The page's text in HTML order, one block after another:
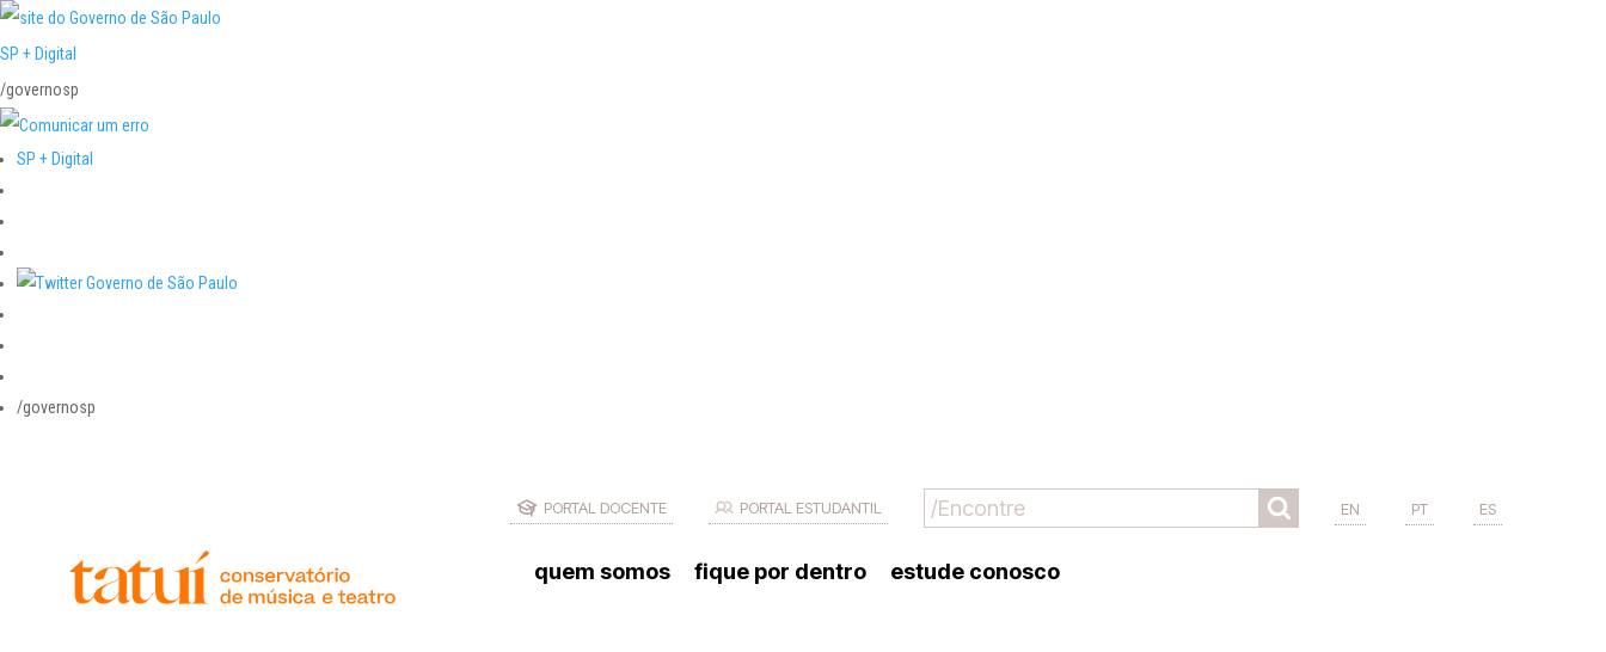
SP + Digital
/governosp
SP + Digital
/governosp
PORTAL DOCENTE PORTAL ESTUDANTIL EN PT ES
quem somos fique por dentro estude conosco